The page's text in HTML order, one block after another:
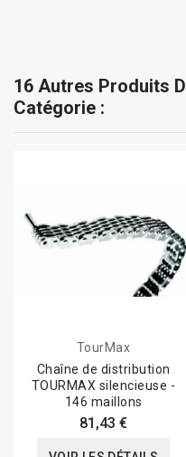
16 Autres Produits
Catégorie :
TourMax
Chaîne de distribution
TOURMAX silencieuse -
146 maillons
81,43 €